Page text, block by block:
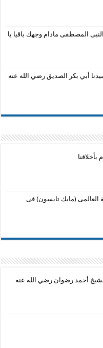
المصطفى مادام وجهك باقيا يا
أبي بكر الصديق رضي الله عنه
العالمى (مايك تايسون) فى
أحمد رضوان رضي الله عنه